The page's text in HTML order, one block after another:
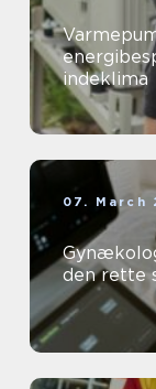
indeklima
07. March
Gynækolog
den rette